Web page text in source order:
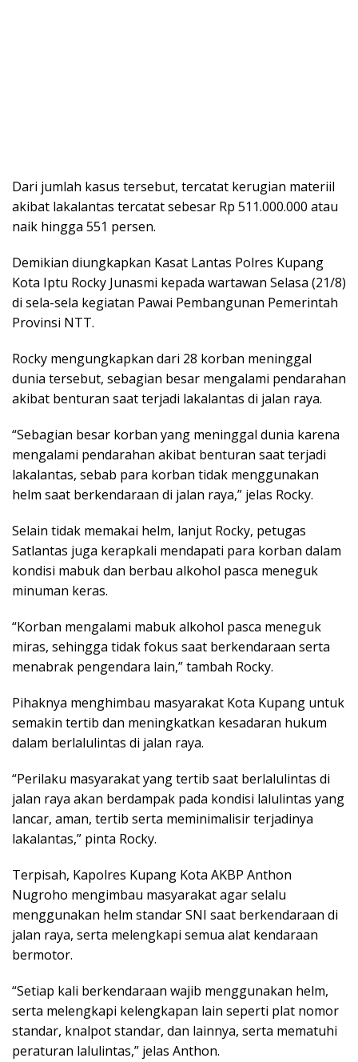
Dari jumlah kasus tersebut, tercatat kerugian materiil
akibat lakalantas tercatat sebesar Rp 511.000.000 atau
naik hingga 551 persen.
Demikian diungkapkan Kasat Lantas Polres Kupang
Kota Iptu Rocky Junasmi kepada wartawan Selasa (21/8)
di sela-sela kegiatan Pawai Pembangunan Pemerintah
Provinsi NTT.
Rocky mengungkapkan dari 28 korban meninggal
dunia tersebut, sebagian besar mengalami pendarahan
akibat benturan saat terjadi lakalantas di jalan raya.
“Sebagian besar korban yang meninggal dunia karena
mengalami pendarahan akibat benturan saat terjadi
lakalantas, sebab para korban tidak menggunakan
helm saat berkendaraan di jalan raya,” jelas Rocky.
Selain tidak memakai helm, lanjut Rocky, petugas
Satlantas juga kerapkali mendapati para korban dalam
kondisi mabuk dan berbau alkohol pasca meneguk
minuman keras.
“Korban mengalami mabuk alkohol pasca meneguk
miras, sehingga tidak fokus saat berkendaraan serta
menabrak pengendara lain,” tambah Rocky.
Pihaknya menghimbau masyarakat Kota Kupang untuk
semakin tertib dan meningkatkan kesadaran hukum
dalam berlalulintas di jalan raya.
“Perilaku masyarakat yang tertib saat berlalulintas di
jalan raya akan berdampak pada kondisi lalulintas yang
lancar, aman, tertib serta meminimalisir terjadinya
lakalantas,” pinta Rocky.
Terpisah, Kapolres Kupang Kota AKBP Anthon
Nugroho mengimbau masyarakat agar selalu
menggunakan helm standar SNI saat berkendaraan di
jalan raya, serta melengkapi semua alat kendaraan
bermotor.
“Setiap kali berkendaraan wajib menggunakan helm,
serta melengkapi kelengkapan lain seperti plat nomor
standar, knalpot standar, dan lainnya, serta mematuhi
peraturan lalulintas,” jelas Anthon.